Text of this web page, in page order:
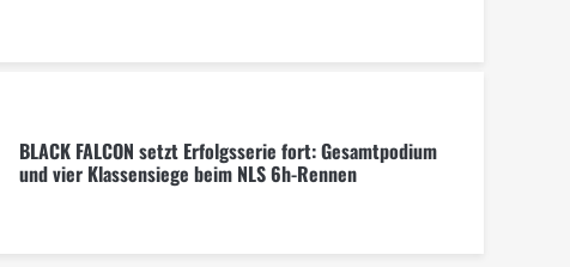
BLACK FALCON setzt Erfolgsserie fort: Gesamtpodium
und vier Klassensiege beim NLS 6h-Rennen